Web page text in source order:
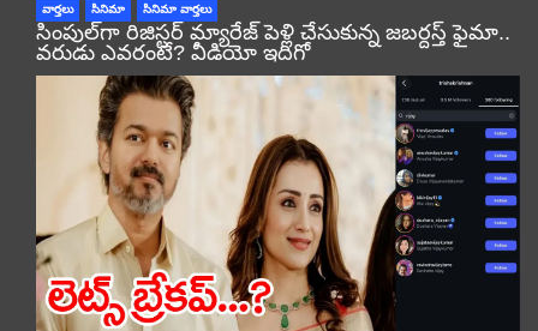
వార్తలు సినిమా సినిమా వార్తలు
సింపుల్‌గా రిజిస్టర్‌ మ్యారేజ్ పెళ్లి చేసుకున్న జబర్దస్త్ ఫైమా..
వరుడు ఎవరంటే? వీడియో ఇదిగో